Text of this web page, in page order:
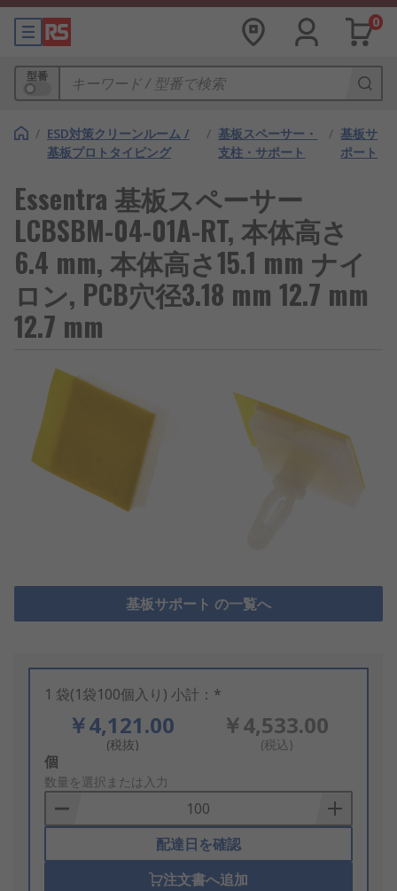
0
型番
/ ESD対策クリーンルーム /
基板プロトタイピング
/ 基板スペーサー・
支柱・サポート
/ 基板サ
ポート
Essentra 基板スペーサー
LCBSBM-04-01A-RT, 本体高さ
6.4 mm, 本体高さ15.1 mm ナイ
ロン, PCB穴径3.18 mm 12.7 mm
12.7 mm
基板サポート の一覧へ
1 袋(1袋100個入り) 小計：*
￥4,121.00
(税抜)
￥4,533.00
(税込)
Add
to
Basket
個
数量を選択または入力
配達日を確認
注文書へ追加